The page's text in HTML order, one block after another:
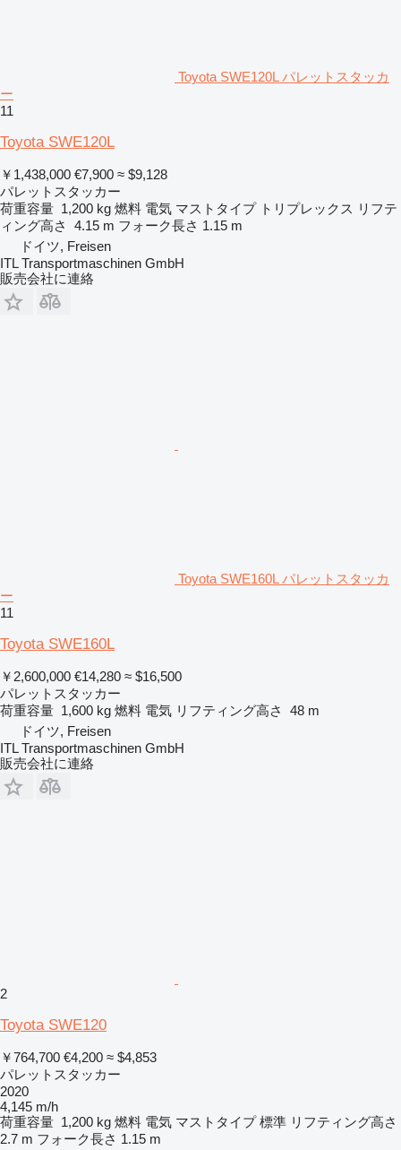
Toyota SWE120L パレットスタッカ
ー
11
Toyota SWE120L
￥1,438,000 €7,900 ≈ $9,128
パレットスタッカー
荷重容量 1,200 kg 燃料 電気 マストタイプ トリプレックス リフテ
ィング高さ
4.15 m フォーク長さ 1.15 m
ドイツ, Freisen
ITL Transportmaschinen GmbH
販売会社に連絡
Toyota SWE160L パレットスタッカ
ー
11
Toyota SWE160L
￥2,600,000 €14,280 ≈ $16,500
パレットスタッカー
荷重容量 1,600 kg 燃料 電気 リフティング高さ
48 m
ドイツ, Freisen
ITL Transportmaschinen GmbH
販売会社に連絡
2
Toyota SWE120
￥764,700 €4,200 ≈ $4,853
パレットスタッカー
2020
4,145 m/h
荷重容量 1,200 kg 燃料 電気 マストタイプ 標準 リフティング高さ
2.7 m フォーク長さ 1.15 m